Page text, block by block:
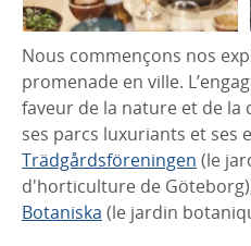
Nous commençons nos
promenade en ville.
faveur de la nature et de
ses parcs luxuriants et ses
Trädgårdsföreningen (le
d'horticulture de
Botaniska (le jardin